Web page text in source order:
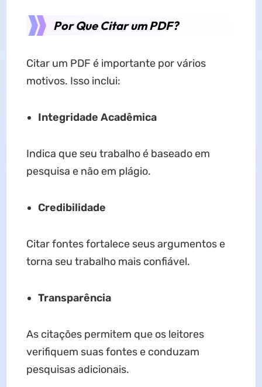
Por Que Citar um PDF?
Citar um PDF é importante por vários
motivos. Isso inclui:
Integridade Acadêmica
Indica que seu trabalho é baseado em
pesquisa e não em plágio.
Credibilidade
Citar fontes fortalece seus argumentos e
torna seu trabalho mais confiável.
Transparência
As citações permitem que os leitores
verifiquem suas fontes e conduzam
pesquisas adicionais.